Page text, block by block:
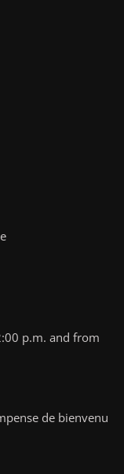
p.m. and from
de bienvenu